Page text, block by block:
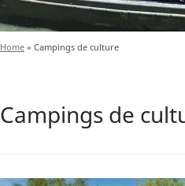
Home » Campings de culture
Campings de